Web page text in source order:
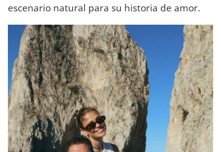
escenario natural para su historia de amor.